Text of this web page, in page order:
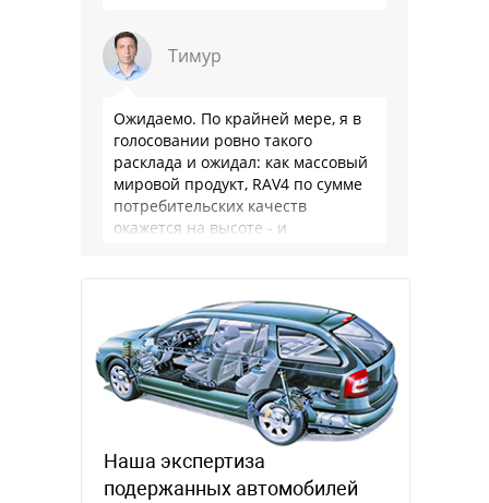
Тимур
Ожидаемо. По крайней мере, я в
голосовании ровно такого
расклада и ожидал: как массовый
мировой продукт, RAV4 по сумме
потребительских качеств
окажется на высоте - и
Наша экспертиза
подержанных автомобилей